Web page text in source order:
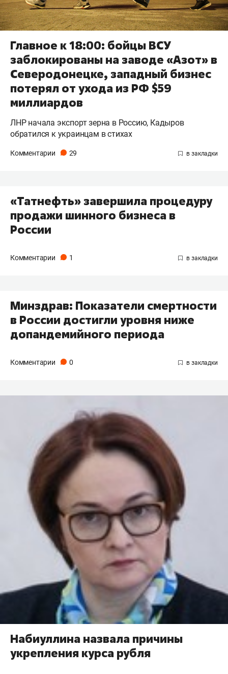
Главное к 18:00: бойцы ВСУ
заблокированы на заводе «Азот» в
Северодонецке, западный бизнес
потерял от ухода из РФ $59
миллиардов
ЛНР начала экспорт зерна в Россию, Кадыров
обратился к украинцам в стихах
Комментарии 29
«Татнефть» завершила процедуру
продажи шинного бизнеса в
России
Комментарии 1
Минздрав: Показатели смертности
в России достигли уровня ниже
допандемийного периода
Комментарии 0
Набиуллина назвала причины
укрепления курса рубля